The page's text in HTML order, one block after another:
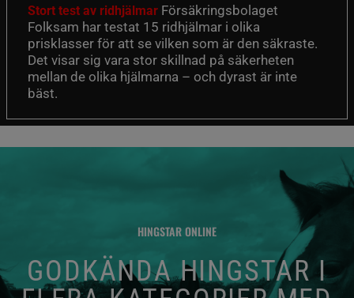
Stort test av ridhjälmar Försäkringsbolaget
Folksam har testat 15 ridhjälmar i olika
prisklasser för att se vilken som är den säkraste.
Det visar sig vara stor skillnad på säkerheten
mellan de olika hjälmarna – och dyrast är inte
bäst.
HINGSTAR ONLINE
GODKÄNDA HINGSTAR I